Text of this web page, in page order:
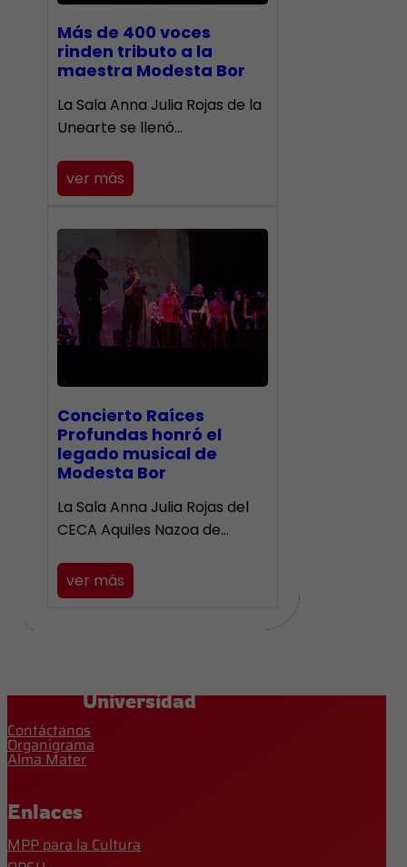
Más de 400 voces
rinden tributo a la
maestra Modesta Bor
​La Sala Anna Julia Rojas de la
Unearte se llenó…
ver más
​Concierto Raíces
Profundas honró el
legado musical de
Modesta Bor
La Sala Anna Julia Rojas del
CECA Aquiles Nazoa de…
ver más
Universidad
Contáctanos
Organigrama
Alma Mater
Enlaces
MPP para la Cultura